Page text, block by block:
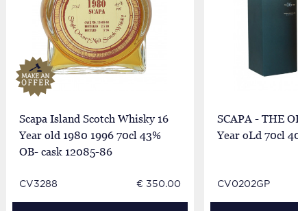
Scapa Island Scotch Whisky 16
Year old 1980 1996 70cl 43%
OB- cask 12085-86
CV3288 € 350.00
SCAPA - THE
Year oLd 70cl
CV0202GP